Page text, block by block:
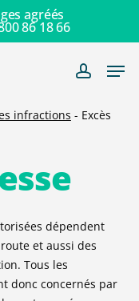
agréés
86 18 66
account
infractions - Excès
dépendent
et aussi des
Tous les
donc concernés par